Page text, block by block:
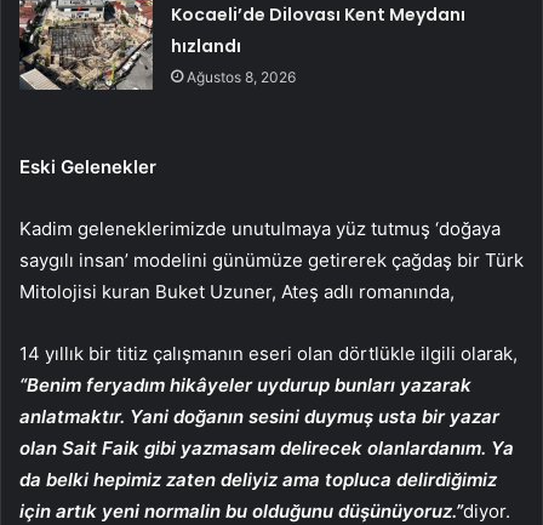
Kocaeli’de Dilovası Kent Meydanı
hızlandı
Ağustos 8, 2026
Eski Gelenekler
Kadim geleneklerimizde unutulmaya yüz tutmuş ‘doğaya
saygılı insan’ modelini günümüze getirerek çağdaş bir Türk
Mitolojisi kuran Buket Uzuner, Ateş adlı romanında,
14 yıllık bir titiz çalışmanın eseri olan dörtlükle ilgili olarak,
“Benim feryadım hikâyeler uydurup bunları yazarak
anlatmaktır. Yani doğanın sesini duymuş usta bir yazar
olan Sait Faik gibi yazmasam delirecek olanlardanım. Ya
da belki hepimiz zaten deliyiz ama topluca delirdiğimiz
için artık yeni normalin bu olduğunu düşünüyoruz.”diyor.